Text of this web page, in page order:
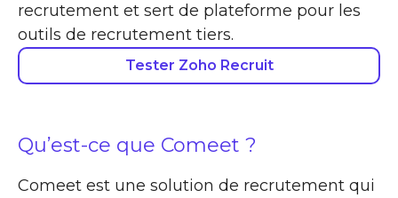
recrutement et sert de plateforme pour les
outils de recrutement tiers.
Tester Zoho Recruit
Qu’est-ce que Comeet ?
Comeet est une solution de recrutement qui